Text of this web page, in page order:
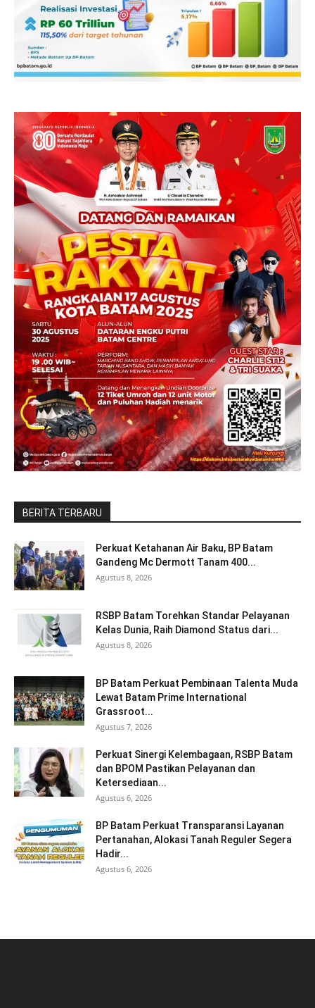
BERITA TERBARU
Perkuat Ketahanan Air Baku, BP Batam
Gandeng Mc Dermott Tanam 400...
Agustus 8, 2026
RSBP Batam Torehkan Standar Pelayanan
Kelas Dunia, Raih Diamond Status dari...
Agustus 8, 2026
BP Batam Perkuat Pembinaan Talenta Muda
Lewat Batam Prime International
Grassroot...
Agustus 7, 2026
Perkuat Sinergi Kelembagaan, RSBP Batam
dan BPOM Pastikan Pelayanan dan
Ketersediaan...
Agustus 6, 2026
BP Batam Perkuat Transparansi Layanan
Pertanahan, Alokasi Tanah Reguler Segera
Hadir...
Agustus 6, 2026